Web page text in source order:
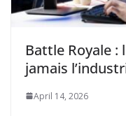
Battle Royale :
jamais
April 14, 2026